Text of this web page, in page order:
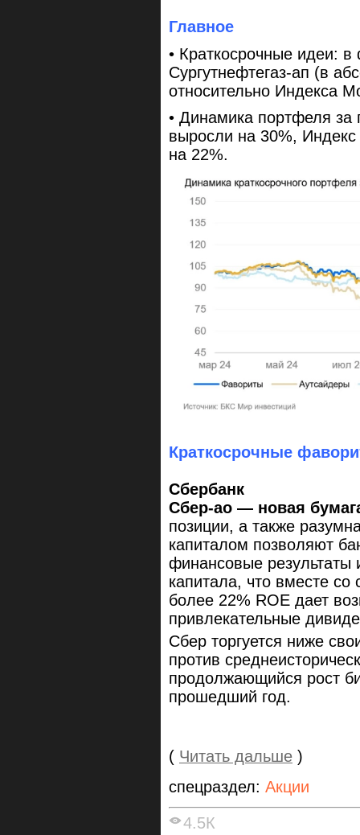
Главное
• Краткосрочные идеи:
Сургутнефтегаз-ап (в
относительно Индекса
• Динамика портфеля
выросли на 30%,
на 22%.
Краткосрочные
Сбербанк
Сбер-ао — новая
позиции, а также
капиталом позволяют
финансовые результаты
капитала, что вместе со
более 22% ROE дает
привлекательные
Сбер торгуется ниже
против
продолжающийся рост
прошедший год.
( Читать дальше )
спецраздел: Акции
4.5К